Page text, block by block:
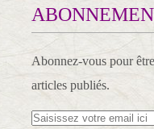
Abonnez-vous pour
articles publiés.